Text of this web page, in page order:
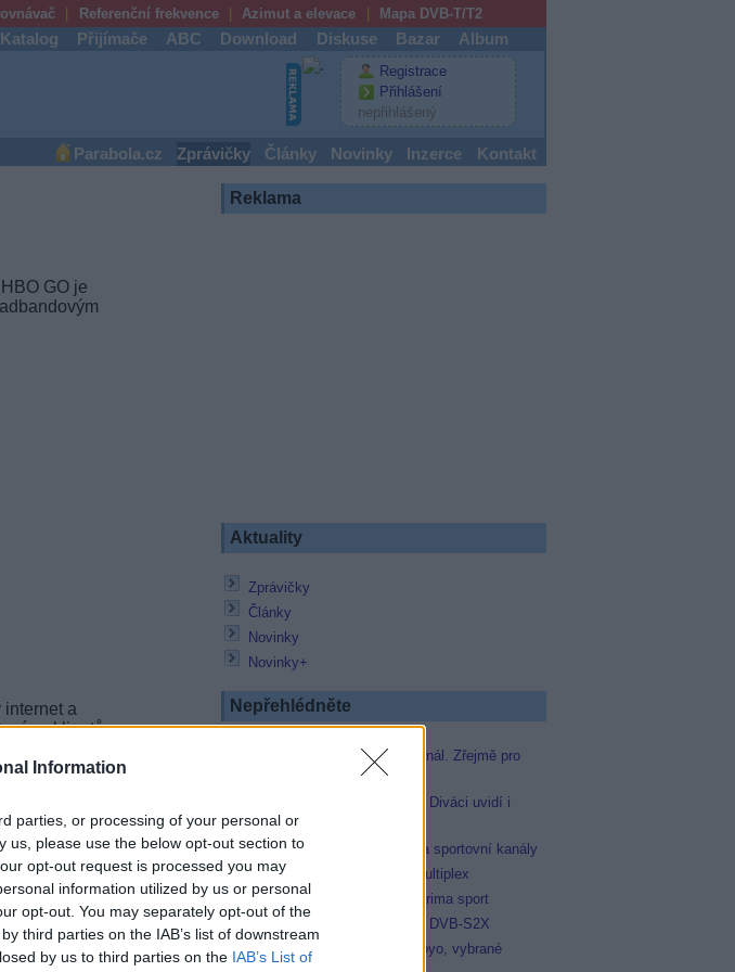
Information
parties, or processing of your personal or
us, please use the below opt-out section to
opt-out request is processed you may
information utilized by us or personal
opt-out. You may separately opt-out of the
third parties on the IAB’s list of downstream
by us to third parties on the IAB’s List of
Referenční frekvence Azimut a elevace Mapa DVB-T/T2
Katalog Přijímače ABC Download Diskuse Bazar Album
Registrace
Přihlášení
nepřihlášený
Parabola.cz Zprávičky Články Novinky Inzerce Kontakt
GO je
a
klientům
a koncerty.
mění a obsah
Reklama
Aktuality
Zprávičky
Články
Novinky
Novinky+
Nepřehlédněte
Skylink spustil nový Test kanál. Zřejmě pro
Oneplay zařadí Prima sport. Diváci uvidí i
zápas Sparty proti Lyonu
AMC získala licence pro dva sportovní kanály
Operátor Du převzal další multiplex
Antik TV potvrdil zařazení Prima sport
Televisa Networks přešla na DVB-S2X
Niké liga opět komplet na Voyo, vybrané